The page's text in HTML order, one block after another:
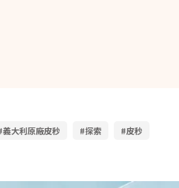
義大利原廠皮秒 #探索 #皮秒